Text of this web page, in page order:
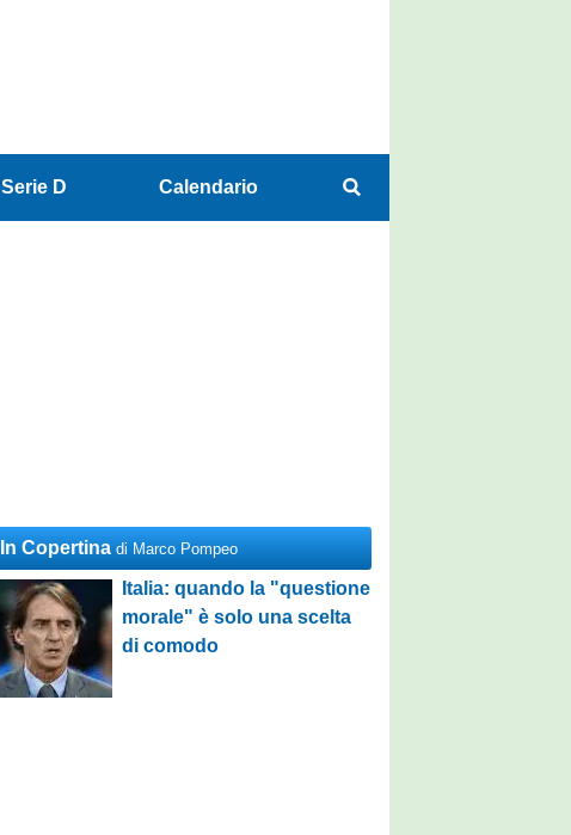
Serie D Calendario
In Copertina di Marco Pompeo
Italia: quando la "questione
morale" è solo una scelta
di comodo